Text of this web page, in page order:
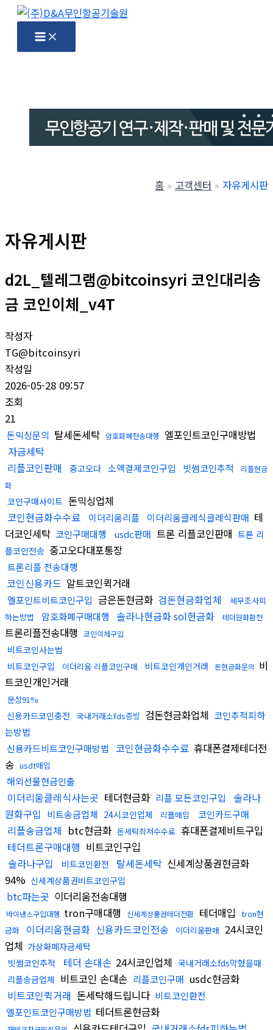
Main
Menu
홈 고객센터 자유게시판
자유게시판
d2L_텔레그램@bitcoinsyri 코인대리송
금 코인이체_v4T
작성자
TG@bitcoinsyri
작성일
2026-05-28 09:57
조회
21
돈믹싱문의 탈세돈세탁 암호화폐전송대행
엘포인트코인구매방법
자금세탁
리플코인판매
중고오다 소액결제코인구입 빗썸코인추적
리플현금
화
코인구매사이트 돈믹싱업체
코인현금화수수료
이더리움리플 이더리움클레식클레식판매 테
더코인세탁 코인구매대행 usdc판매 트론 리플코인판매 트론 리
플코인전송 중고오다대포통장
트론리플 전송대행
코인신용카드 알트코인퀵거래
엘포인트비트코인구입 금은돈현금화 검돈현금화업체
세무조사피
하는방법
암호화폐구매대행 솔라나현금화 sol현금화 테더원화환전
트론리플전송대행 코인이체구입
비트코인사는법
비트코인구입
이더리움 리플코인구매 비트코인개인거래 돈현금화문의 비
트코인개인거래
문상91%
신용카드코인충전 국내거래소fds증빙 검돈현금화업체 코인추적피하
는방법
신용카드비트코인구매방법 코인현금화수수료 휴대폰결제테더전
송 usdt매입
해외선물현금인출
이더리움클레식사는곳 테더현금화 리플 모든코인구입
솔라나
원화구입 비트송금업체 24시코인업체 리플매입 코인카드구매
리플송금업체 btc현금화 돈세탁최저수수료 휴대폰결제비트구입
테더트론구매대행 비트코인구입
솔라나구입
비트코인환전 탈세돈세탁 신세계상품권현금화
94% 신세계상품권비트코인구입
btc파는곳 이더리움전송대행
바이낸스구입대행 tron구매대행 신세계상품권테더전환 테더매입 tron현
금화
이더리움현금화 신용카드코인전송 이더리움판매 24시코인
업체 가상화폐자금세탁
빗썸코인추적
테더 손대손 24시코인업체 국내거래소fds막혔을때
리플송금업체 비트코인 손대손 리플코인구매 usdc현금화
비트코인퀵거래 돈세탁해드립니다 비트코인환전
엘포인트코인구매방법 테더트론현금화